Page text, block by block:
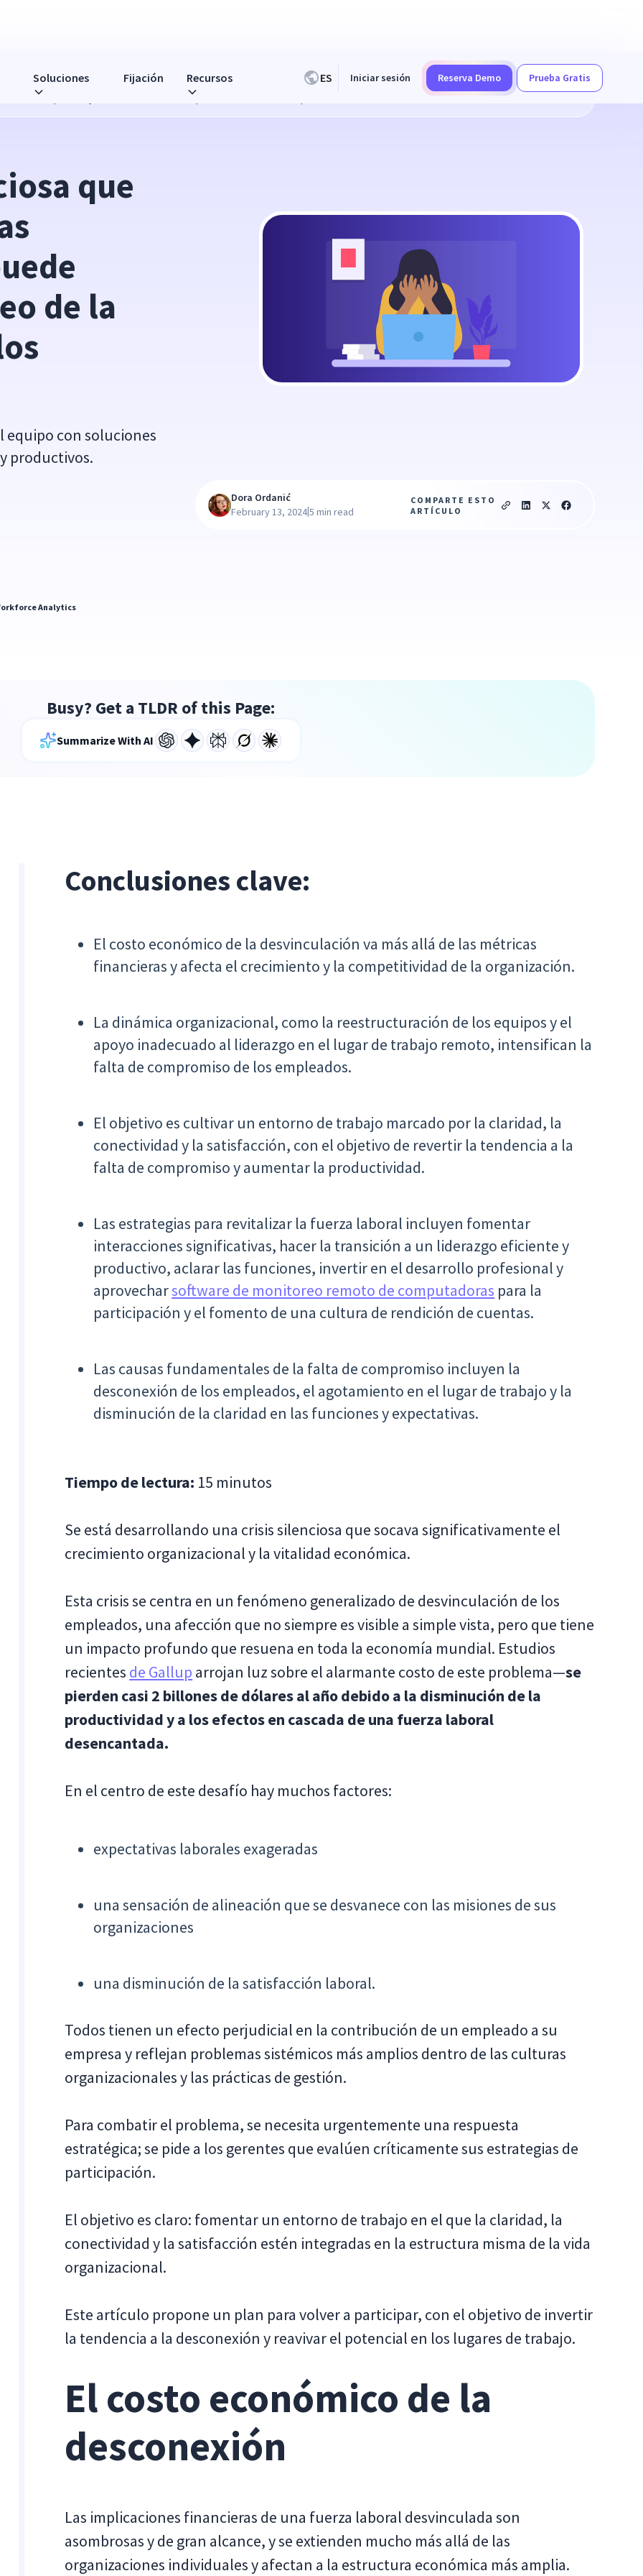
Soluciones Fijación Recursos ES Iniciar sesión Reserva Demo
Prueba Gratis
cómo puede ayudar el monitoreo de la productividad de los empleados
que
de la
equipo con soluciones
productivos.
Analytics
Dora Ordanić
February 13, 2024|5 min read
COMPARTE ESTO
ARTÍCULO
Busy? Get a TLDR of this Page:
Summarize With AI
Conclusiones clave:
El costo económico de la desvinculación va más allá de las métricas
financieras y afecta el crecimiento y la competitividad de la organización.
La dinámica organizacional, como la reestructuración de los equipos y el
apoyo inadecuado al liderazgo en el lugar de trabajo remoto, intensifican la
falta de compromiso de los empleados.
El objetivo es cultivar un entorno de trabajo marcado por la claridad, la
conectividad y la satisfacción, con el objetivo de revertir la tendencia a la
falta de compromiso y aumentar la productividad.
Las estrategias para revitalizar la fuerza laboral incluyen fomentar
interacciones significativas, hacer la transición a un liderazgo eficiente y
productivo, aclarar las funciones, invertir en el desarrollo profesional y
aprovecharsoftware de monitoreo remoto de computadoras para la
participación y el fomento de una cultura de rendición de cuentas.
Las causas fundamentales de la falta de compromiso incluyen la
desconexión de los empleados, el agotamiento en el lugar de trabajo y la
disminución de la claridad en las funciones y expectativas.
Tiempo de lectura: 15 minutos
Se está desarrollando una crisis silenciosa que socava significativamente el
crecimiento organizacional y la vitalidad económica.
Esta crisis se centra en un fenómeno generalizado de desvinculación de los
empleados, una afección que no siempre es visible a simple vista, pero que tiene
un impacto profundo que resuena en toda la economía mundial. Estudios
recientes de Gallup arrojan luz sobre el alarmante costo de este problema—se
pierden casi 2 billones de dólares al año debido a la disminución de la
productividad y a los efectos en cascada de una fuerza laboral
desencantada.
En el centro de este desafío hay muchos factores:
expectativas laborales exageradas
una sensación de alineación que se desvanece con las misiones de sus
organizaciones
una disminución de la satisfacción laboral.
Todos tienen un efecto perjudicial en la contribución de un empleado a su
empresa y reflejan problemas sistémicos más amplios dentro de las culturas
organizacionales y las prácticas de gestión.
Para combatir el problema, se necesita urgentemente una respuesta
estratégica; se pide a los gerentes que evalúen críticamente sus estrategias de
participación.
El objetivo es claro: fomentar un entorno de trabajo en el que la claridad, la
conectividad y la satisfacción estén integradas en la estructura misma de la vida
organizacional.
Este artículo propone un plan para volver a participar, con el objetivo de invertir
la tendencia a la desconexión y reavivar el potencial en los lugares de trabajo.
El costo económico de la
desconexión
Las implicaciones financieras de una fuerza laboral desvinculada son
asombrosas y de gran alcance, y se extienden mucho más allá de las
organizaciones individuales y afectan a la estructura económica más amplia.